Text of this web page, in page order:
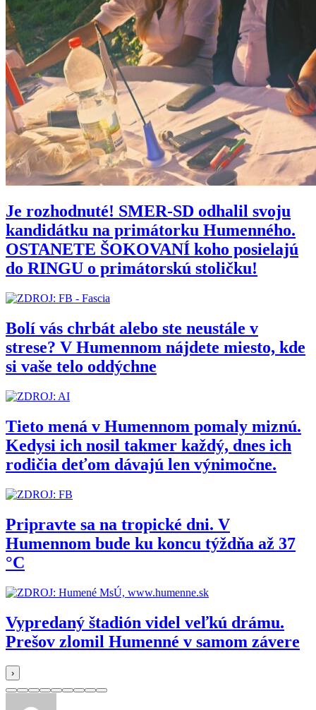
Je rozhodnuté! SMER-SD odhalil svoju
kandidátku na primátorku Humenného.
OSTANETE ŠOKOVANÍ koho posielajú
do RINGU o primátorskú stoličku!
Bolí vás chrbát alebo ste neustále v
strese? V Humennom nájdete miesto, kde
si vaše telo oddýchne
Tieto mená v Humennom pomaly miznú.
Kedysi ich nosil takmer každý, dnes ich
rodičia deťom dávajú len výnimočne.
Pripravte sa na tropické dni. V
Humennom bude ku koncu týždňa až 37
°C
Vypredaný štadión videl veľkú drámu.
Prešov zlomil Humenné v samom závere
›